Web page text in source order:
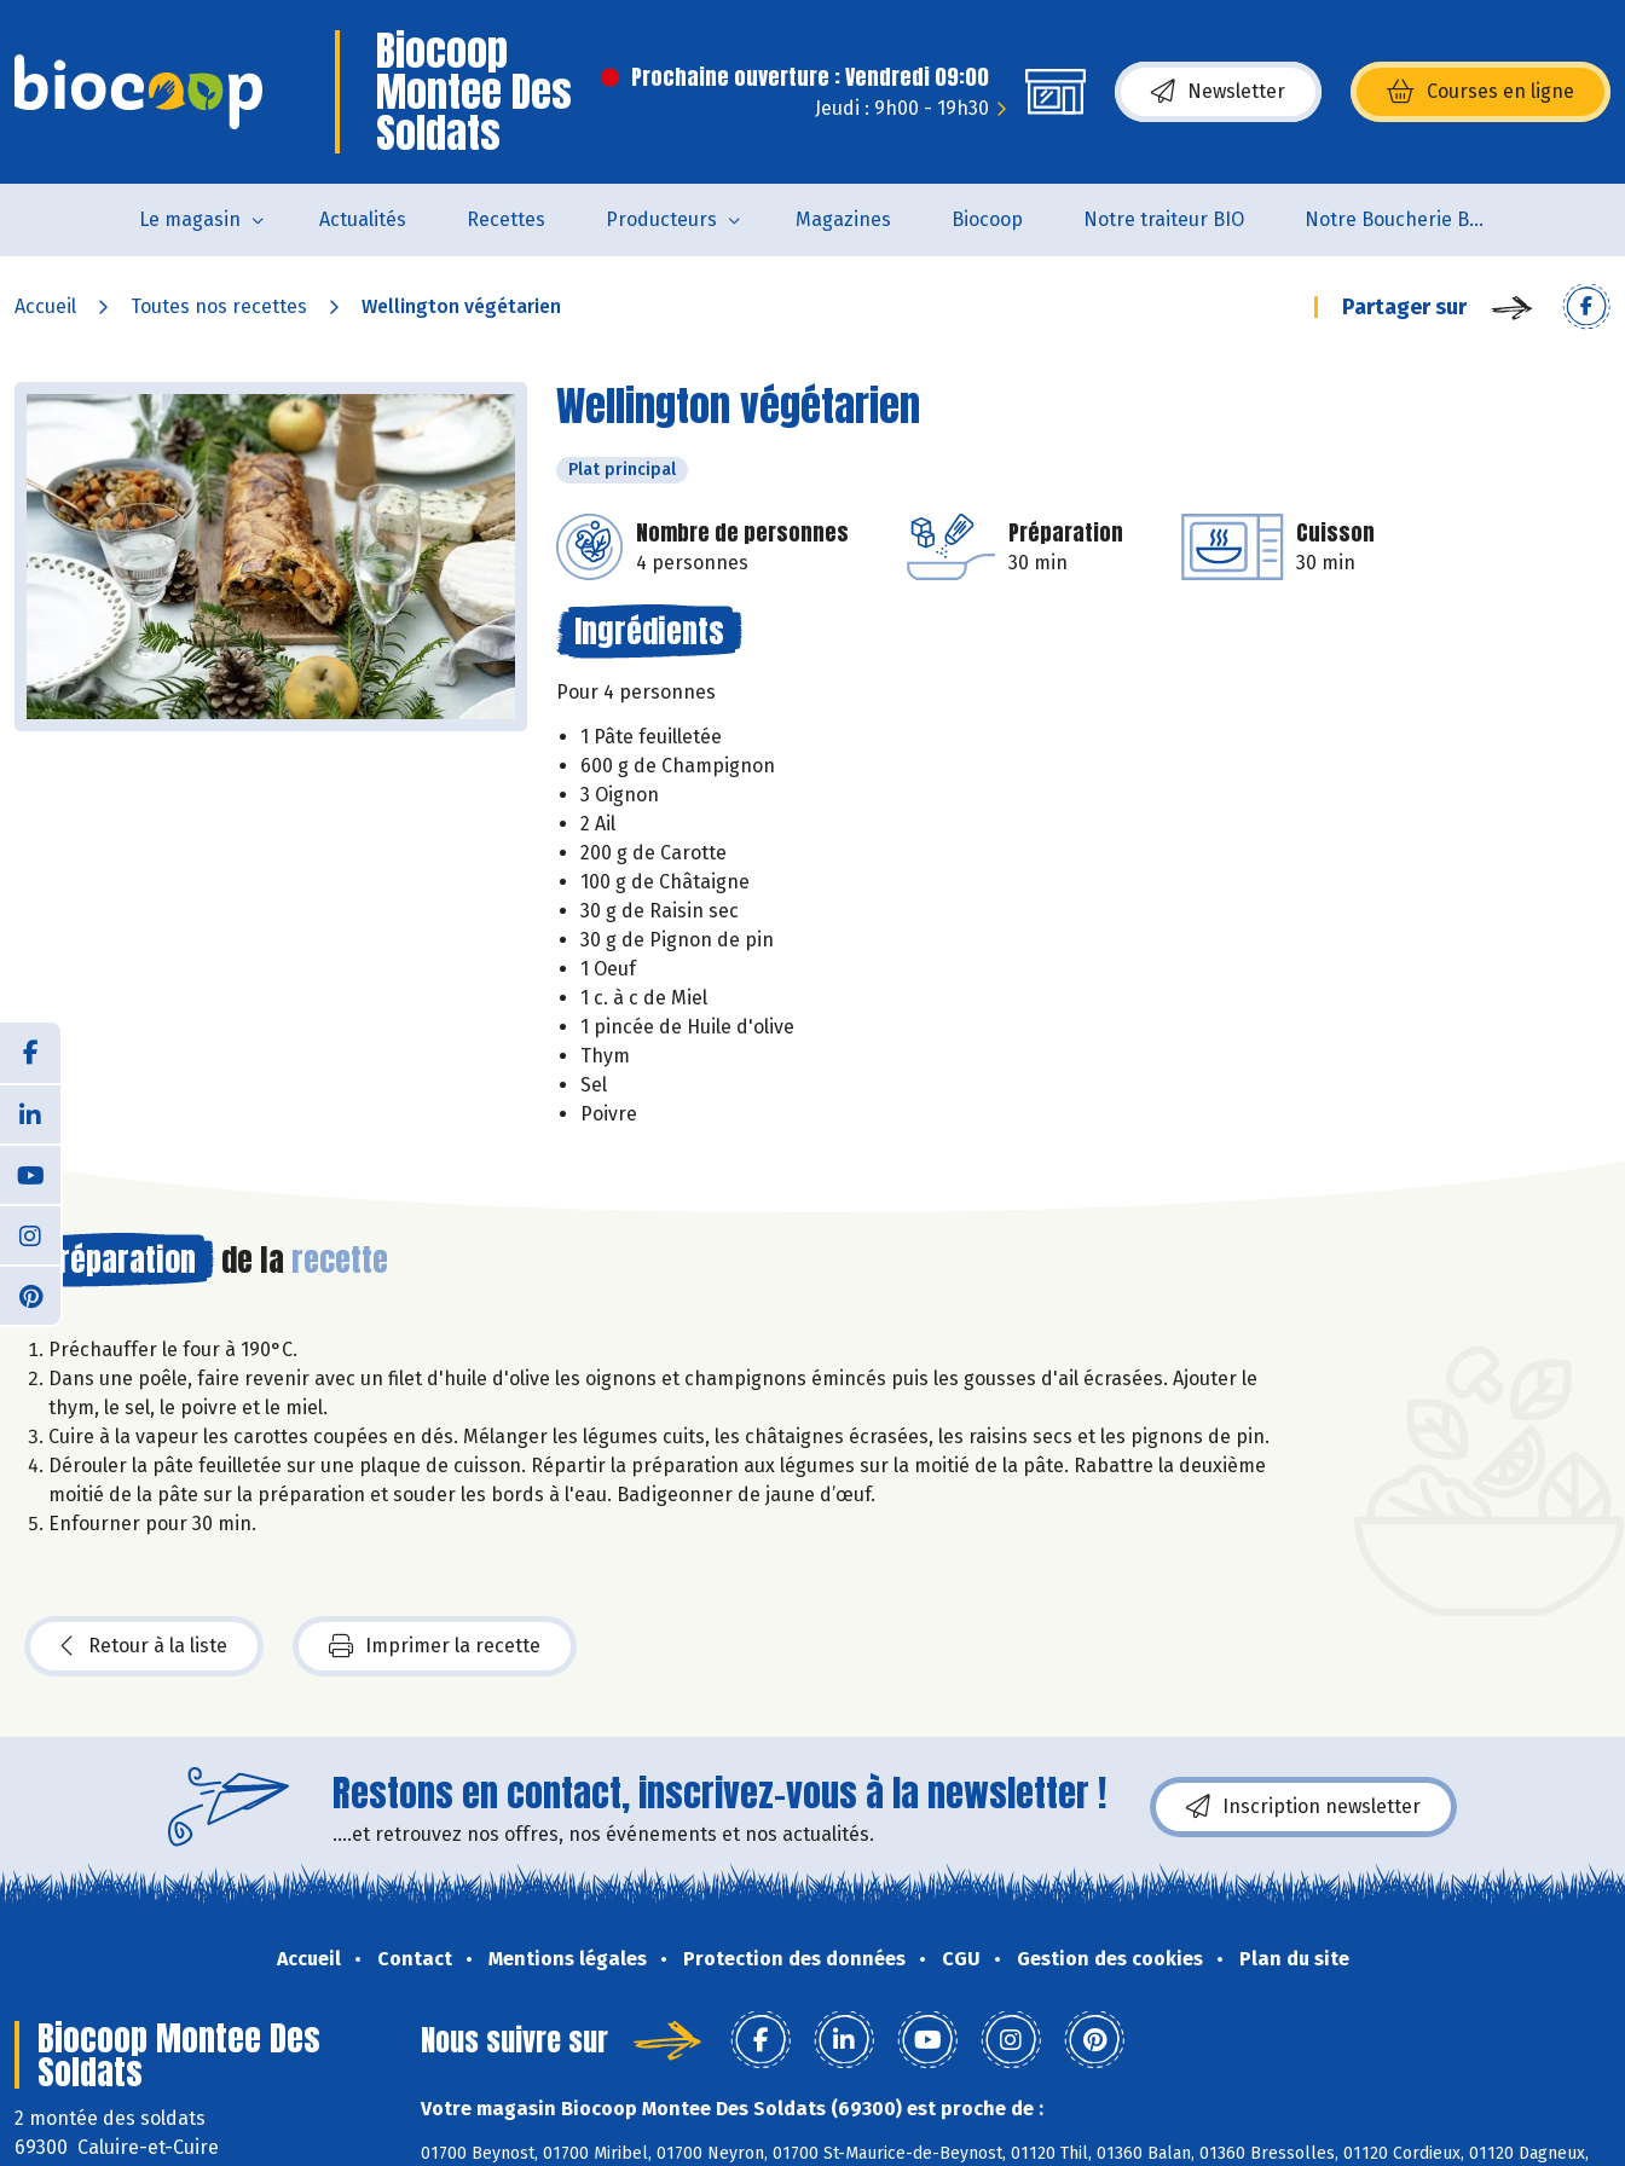
Biocoop
Montee Des
Soldats
Prochaine ouverture : Vendredi 09:00
Jeudi : 9h00 - 19h30
Newsletter Courses en ligne
(s’ouvre dans une nouvelle fenêtre)
Le magasin Actualités Recettes Producteurs Magazines Biocoop Notre traiteur BIO Notre Boucherie BIO
Accueil Toutes nos recettes Wellington végétarien Partager sur
Wellington végétarien
Plat principal
Nombre de personnes
4 personnes
Préparation
30 min
Cuisson
30 min
Ingrédients
Pour 4 personnes
1 Pâte feuilletée
600 g de Champignon
3 Oignon
2 Ail
200 g de Carotte
100 g de Châtaigne
30 g de Raisin sec
30 g de Pignon de pin
1 Oeuf
1 c. à c de Miel
1 pincée de Huile d'olive
Thym
Sel
Poivre
Préparation de la recette
Préchauffer le four à 190°C.
Dans une poêle, faire revenir avec un filet d'huile d'olive les oignons et champignons émincés puis les gousses d'ail écrasées. Ajouter le
thym, le sel, le poivre et le miel.
Cuire à la vapeur les carottes coupées en dés. Mélanger les légumes cuits, les châtaignes écrasées, les raisins secs et les pignons de pin.
Dérouler la pâte feuilletée sur une plaque de cuisson. Répartir la préparation aux légumes sur la moitié de la pâte. Rabattre la deuxième
moitié de la pâte sur la préparation et souder les bords à l'eau. Badigeonner de jaune d’œuf.
Enfourner pour 30 min.
Retour à la liste Imprimer la recette
Restons en contact, inscrivez-vous à la newsletter !
....et retrouvez nos offres, nos événements et nos actualités.
Inscription newsletter
Accueil Contact Mentions légales Protection des données CGU Gestion des cookies Plan du site
Biocoop Montee Des
Soldats
2 montée des soldats
69300 Caluire-et-Cuire
Nous suivre sur
Votre magasin Biocoop Montee Des Soldats (69300) est proche de :
01700 Beynost, 01700 Miribel, 01700 Neyron, 01700 St-Maurice-de-Beynost, 01120 Thil, 01360 Balan, 01360 Bressolles, 01120 Cordieux, 01120 Dagneux,